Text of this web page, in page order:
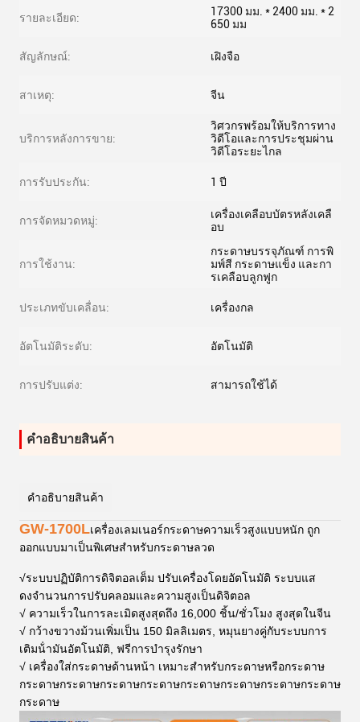
รายละเอียด:
17300 มม. * 2400 มม. * 2
650 มม
สัญลักษณ์: เฝิงจือ
สาเหตุ: จีน
บริการหลังการขาย:
วิศวกรพร้อมให้บริการทาง
วิดีโอและการประชุมผ่าน
วิดีโอระยะไกล
การรับประกัน: 1 ปี
การจัดหมวดหมู่:
เครื่องเคลือบบัตรหลังเคลื
อบ
การใช้งาน:
กระดาษบรรจุภัณฑ์ การพิ
มพ์สี กระดาษแข็ง และกา
รเคลือบลูกฟูก
ประเภทขับเคลื่อน: เครื่องกล
อัตโนมัติระดับ: อัตโนมัติ
การปรับแต่ง: สามารถใช้ได้
คําอธิบายสินค้า
คําอธิบายสินค้า
GW-1700Lเครื่องเลมเนอร์กระดาษความเร็วสูงแบบหนัก ถูก
ออกแบบมาเป็นพิเศษสําหรับกระดาษลวด
√ระบบปฏิบัติการดิจิตอลเต็ม ปรับเครื่องโดยอัตโนมัติ ระบบแส
ดงจํานวนการปรับคลอมและความสูงเป็นดิจิตอล
√ ความเร็วในการละเมิดสูงสุดถึง 16,000 ชิ้น/ชั่วโมง สูงสุดในจีน
√ กว้างขวางม้วนเพิ่มเป็น 150 มิลลิเมตร, หมุนยางคู่กับระบบการ
เติมน้ํามันอัตโนมัติ, ฟรีการบํารุงรักษา
√ เครื่องใส่กระดาษด้านหน้า เหมาะสําหรับกระดาษหรือกระดาษ
กระดาษกระดาษกระดาษกระดาษกระดาษกระดาษกระดาษกระดาษ
กระดาษ